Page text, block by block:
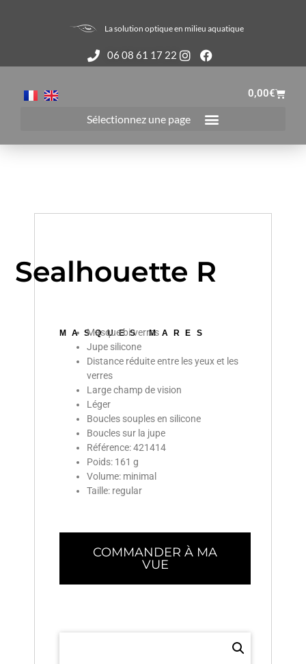
La solution optique en milieu aquatique
06 08 61 17 22
0,00€
Sealhouette R
MASQUES MARES
Masque bi-verres
Jupe silicone
Distance réduite entre les yeux et les
verres
Large champ de vision
Léger
Boucles souples en silicone
Boucles sur la jupe
Référence: 421414
Poids: 161 g
Volume: minimal
Taille: regular
COMMANDER À MA
VUE